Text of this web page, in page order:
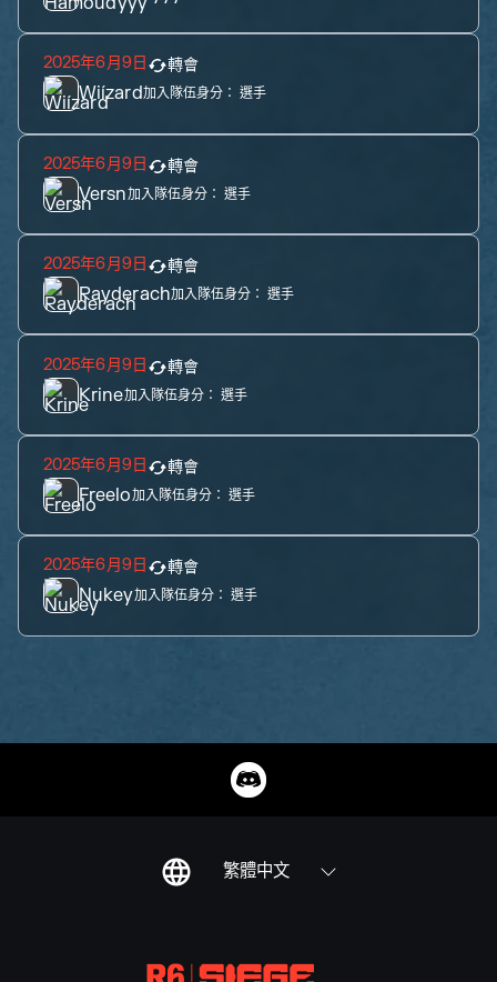
2025年6月9日 轉會
Wiízard加入隊伍身分： 選手
2025年6月9日 轉會
Versn加入隊伍身分： 選手
2025年6月9日 轉會
Rayderach加入隊伍身分： 選手
2025年6月9日 轉會
Krine加入隊伍身分： 選手
2025年6月9日 轉會
Freelo加入隊伍身分： 選手
2025年6月9日 轉會
Nukey加入隊伍身分： 選手
繁體中文